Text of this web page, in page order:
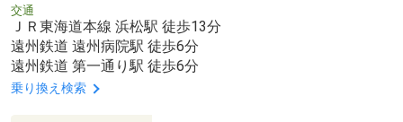
交通
ＪＲ東海道本線 浜松駅 徒歩13分
遠州鉄道 遠州病院駅 徒歩6分
遠州鉄道 第一通り駅 徒歩6分
乗り換え検索